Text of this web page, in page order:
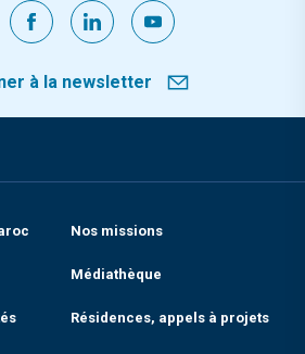
à la newsletter
Nos missions
Médiathèque
Résidences, appels à projets